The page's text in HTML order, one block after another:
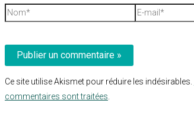
Nom*
E-
mail*
Ce site utilise Akismet pour réduire les indésirables.
commentaires sont traitées.